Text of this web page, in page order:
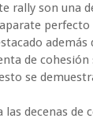
rally son una
además
de
se
decenas de